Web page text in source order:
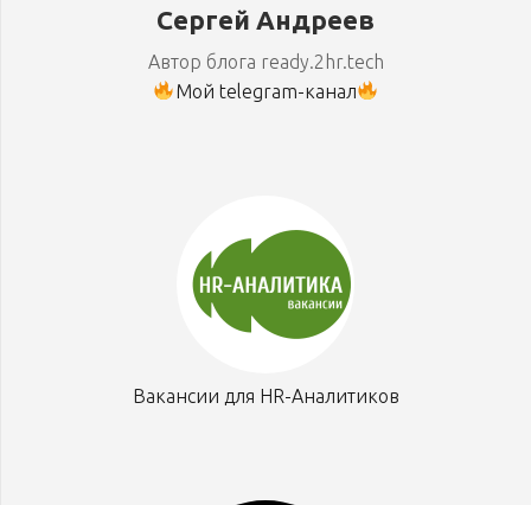
Сергей Андреев
Автор блога ready.2hr.tech
Мой telegram-канал
Вакансии для HR-Аналитиков